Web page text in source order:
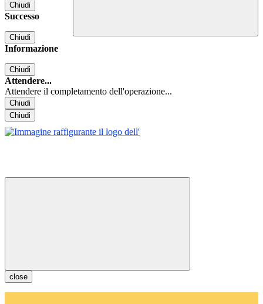
Chiudi
Successo
Chiudi
Informazione
Chiudi
Attendere...
Attendere il completamento dell'operazione...
Chiudi
Chiudi
close